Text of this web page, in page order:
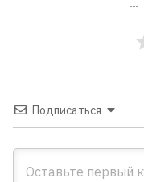
Подписаться